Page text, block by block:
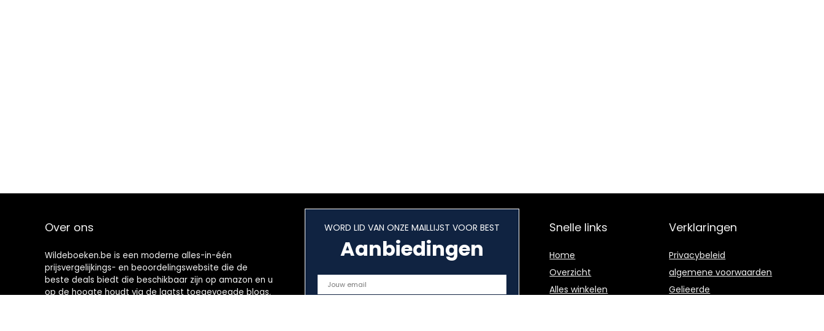
Over ons
Wildeboeken.be is een moderne alles-in-één
prijsvergelijkings- en beoordelingswebsite die de
beste deals biedt die beschikbaar zijn op amazon en u
op de hoogte houdt via de laatst toegevoegde blogs.
WORD LID VAN ONZE MAILLIJST VOOR BEST
Aanbiedingen
Snelle links
Home
Overzicht
Alles winkelen
Verklaringen
Privacybeleid
algemene voorwaarden
Gelieerde